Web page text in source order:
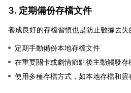
3. 定期備份存檔文件
養成良好的存檔習慣也是防止數據丟失
定期手動備份本地存檔文件
在重要關卡或劇情節點後主動觸發存
使用多種存檔方式，如本地存檔和雲